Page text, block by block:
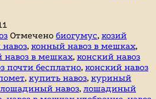
Отмечено биогумус, козий
, конный навоз в мешках,
навоз в мешках, конский навоз
почти бесплатно, конский навоз
, купить навоз, куриный
лошадиный навоз, лошадиный